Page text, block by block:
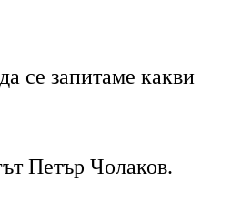
се запитаме какви
Петър Чолаков.